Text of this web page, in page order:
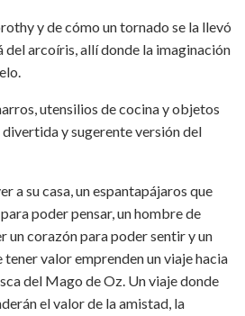
y de cómo un tornado se la llevó
del arcoíris, allí donde la imaginación
utensilios de cocina y objetos
y sugerente versión del
a su casa, un espantapájaros que
poder pensar, un hombre de
un corazón para poder sentir y un
valor emprenden un viaje hacia
del Mago de Oz. Un viaje donde
el valor de la amistad, la